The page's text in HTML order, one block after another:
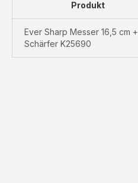
Produkt
Ever Sharp Messer 16,5 cm +
Schärfer K25690